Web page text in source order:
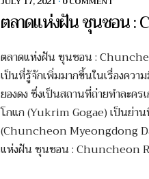
ตลาดแห่งฝัน ชุนชอน
ตลาดแห่งฝัน ชุนชอน :
เป็นที่รู้จักเพิ่มมากขึ้นในเรื่องคว
ยองดง ซึ่งเป็นสถานที่ถ่ายทำละค
โกแก (Yukrim Gogae) เป็นย่า
(Chuncheon Myeongdong
แห่งฝัน ชุนชอน : Chuncheon